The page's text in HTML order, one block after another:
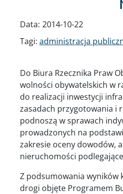
Data: 2014-10-22
Tagi: administracja
Do Biura Rzecznika Praw
wolności obywatelskich w
do realizacji inwestycji
zasadach przygotowania i
podnoszą w sprawach
prowadzonych na
zakresie oceny dowodów,
nieruchomości
Z podsumowania wyników
drogi objęte Programem